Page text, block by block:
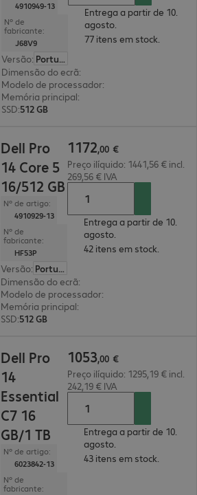
4910949-13
Nº de
fabricante:
J68V9
Versão:
Português
Dimensão do ecrã:
Modelo de processador:
Memória principal:
SSD:512 GB
Entrega a partir de 10.
agosto.
77 itens em stock.
Dell Pro
14 Core 5
16/512 GB
Nº de artigo:
4910929-13
Nº de
fabricante:
HF53P
Versão:
Português
Dimensão do ecrã:
Modelo de processador:
Memória principal:
SSD:512 GB
1172,00 €
Preço ilíquido: 1441,56 € incl.
269,56 € IVA
Entrega a partir de 10.
agosto.
42 itens em stock.
Dell Pro
14
Essential
C7 16
GB/1 TB
Nº de artigo:
6023842-13
Nº de
fabricante:
1053,00 €
Preço ilíquido: 1295,19 € incl.
242,19 € IVA
Entrega a partir de 10.
agosto.
43 itens em stock.